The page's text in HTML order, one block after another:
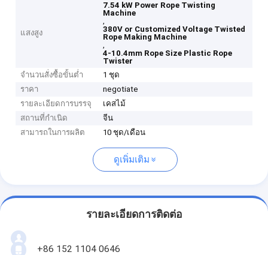
แสงสูง
7.54 kW Power Rope Twisting
Machine
,
380V or Customized Voltage Twisted
Rope Making Machine
,
4-10.4mm Rope Size Plastic Rope
Twister
จำนวนสั่งซื้อขั้นต่ำ
1 ชุด
ราคา
negotiate
รายละเอียดการบรรจุ
เคสไม้
สถานที่กำเนิด
จีน
สามารถในการผลิต
10 ชุด/เดือน
ดูเพิ่มเติม
รายละเอียดการติดต่อ
+86 152 1104 0646